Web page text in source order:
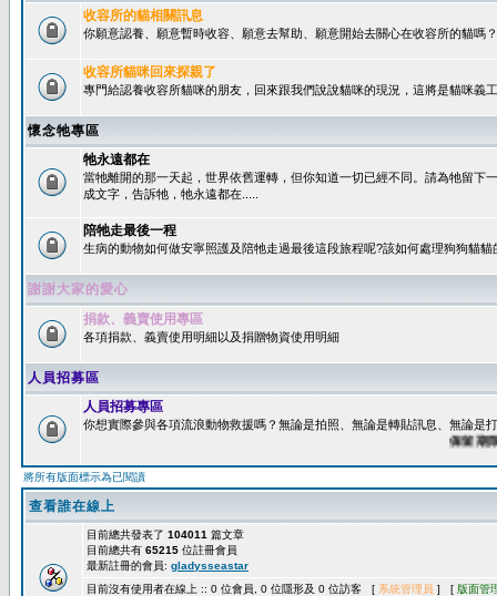
收容所的貓相關訊息
你願意認養、願意暫時收容、願意去幫助、願意開始去關心在收容所的貓嗎？
收容所貓咪回來探親了
專門給認養收容所貓咪的朋友，回來跟我們說說貓咪的現況，這將是貓咪義
懷念牠專區
牠永遠都在
當牠離開的那一天起，世界依舊運轉，但你知道一切已經不同。請為牠留下
成文字，告訴牠，牠永遠都在.....
陪牠走最後一程
生病的動物如何做安寧照護及陪牠走過最後這段旅程呢?該如何處理狗狗貓貓
謝謝大家的愛心
捐款、義賣使用專區
各項捐款、義賣使用明細以及捐贈物資使用明細
人員招募區
人員招募專區
你想實際參與各項流浪動物救援嗎？無論是拍照、無論是轉貼訊息、無論是
保留期限：
將所有版面標示為已閱讀
查看誰在線上
目前總共發表了 104011 篇文章
目前總共有 65215 位註冊會員
最新註冊的會員: gladysseastar
目前沒有使用者在線上 :: 0 位會員, 0 位隱形及 0 位訪客 [ 系統管理員 ] [ 版面管